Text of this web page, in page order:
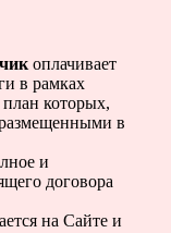
оплачивает
в рамках
которых,
в
и
договора
на Сайте и